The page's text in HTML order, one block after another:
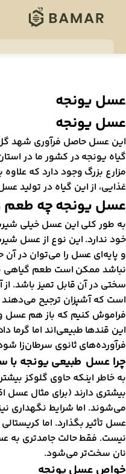
یونجه
یونجه
عسل حاصل فرآوری شهد
یونجه در کشور ما در
بزرگ وجود دارد که
از این گیاه در تولید
یونجه چه طعم
طور کلی این عسل خیلی
ندارد. این نوع از عسل
پایه‌ای عسل را می‌توان در آن
ممکن است طعم گیاهی
در آن قابل تمیز باشد.
که آشپزان ترجیح می‌دهند
کنیم که باز هم عسل
قندها طبیعی‌اند اما گرما
ثانوی سرطان‌زا
عسل طبیعی یونجه با
خاطر اینکه حاوی گلوکز
دارند (برای مثال عسل
اما شرایط نگهداری
تأثیر بگذارد. اما
فقط حالت جامدتری
سخت‌تر می‌شود.
عسل یونجه